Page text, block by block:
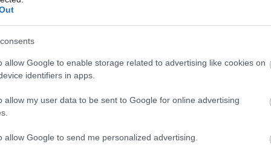
allow Google to enable storage related to advertising like cookies on
identifiers in apps.
allow my user data to be sent to Google for online advertising
allow Google to send me personalized advertising.
a elegantné riešenie pre